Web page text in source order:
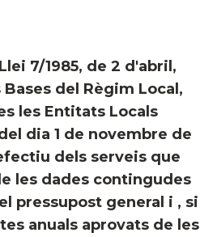
7/1985, de 2 d'abril,
del Règim Local,
les Entitats Locals
dia 1 de novembre de
dels serveis que
les dades contingudes
pressupost general i , si
anuals aprovats de les